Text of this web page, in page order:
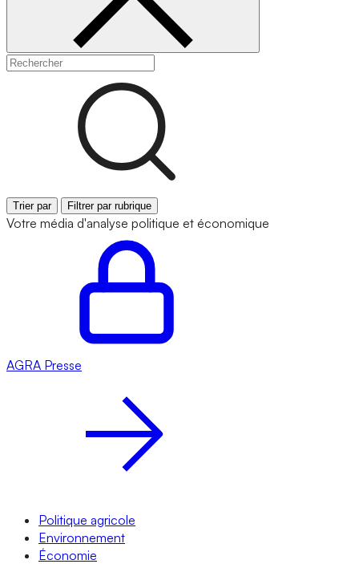
Trier par Filtrer par rubrique
Votre média d'analyse politique et économique
AGRA Presse
Politique agricole
Environnement
Économie